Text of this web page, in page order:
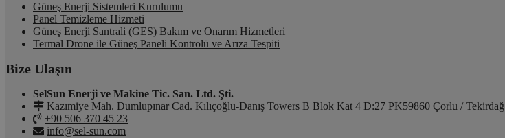
Güneş Enerji Sistemleri Kurulumu
Panel Temizleme Hizmeti
Güneş Enerji Santrali (GES) Bakım ve Onarım Hizmetleri
Termal Drone ile Güneş Paneli Kontrolü ve Arıza Tespiti
Bize Ulaşın
SelSun Enerji ve Makine Tic. San. Ltd. Şti.
Kazımiye Mah. Dumlupınar Cad. Kılıçoğlu-Danış Towers B Blok Kat 4 D:27 PK59860 Çorlu / Tekirdağ
+90 506 370 45 23
info@sel-sun.com